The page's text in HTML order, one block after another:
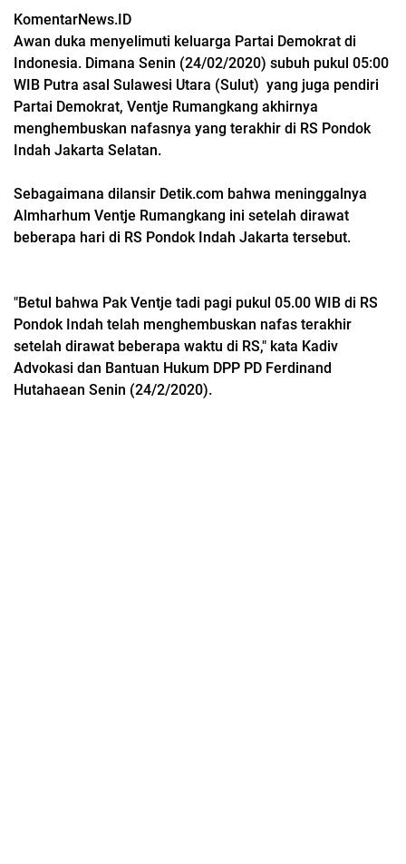
KomentarNews.ID
Awan duka menyelimuti keluarga Partai Demokrat di
Indonesia. Dimana Senin (24/02/2020) subuh pukul 05:00
WIB Putra asal Sulawesi Utara (Sulut) yang juga pendiri
Partai Demokrat, Ventje Rumangkang akhirnya
menghembuskan nafasnya yang terakhir di RS Pondok
Indah Jakarta Selatan.
Sebagaimana dilansir Detik.com bahwa meninggalnya
Almharhum Ventje Rumangkang ini setelah dirawat
beberapa hari di RS Pondok Indah Jakarta tersebut.
"Betul bahwa Pak Ventje tadi pagi pukul 05.00 WIB di RS
Pondok Indah telah menghembuskan nafas terakhir
setelah dirawat beberapa waktu di RS," kata Kadiv
Advokasi dan Bantuan Hukum DPP PD Ferdinand
Hutahaean Senin (24/2/2020).